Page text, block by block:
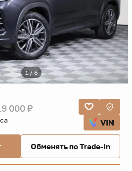
1 / 8
000 ₽
VIN
Обменять по Trade-In